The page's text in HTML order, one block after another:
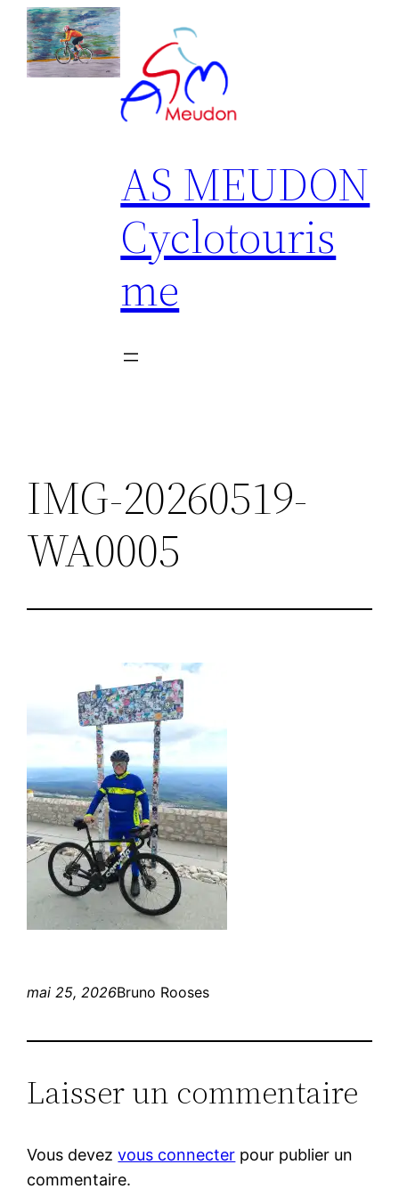
Aller
contenu
AS MEUDON
Cyclotouris
me
IMG-20260519-
WA0005
mai 25, 2026Bruno Rooses
Laisser un commentaire
Vous devezvous connecter pour publier un
commentaire.